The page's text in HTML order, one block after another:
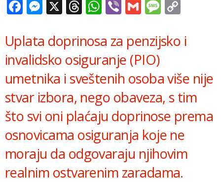
Facebook
Messenger
X Threads
WhatsApp
ViberGmail
Uplata doprinosa za penzijsko i
invalidsko osiguranje (PIO)
umetnika i sveštenih osoba više nije
stvar izbora, nego obaveza, s tim
što svi oni plaćaju doprinose prema
osnovicama osiguranja koje ne
moraju da odgovaraju njihovim
realnim ostvarenim zaradama.